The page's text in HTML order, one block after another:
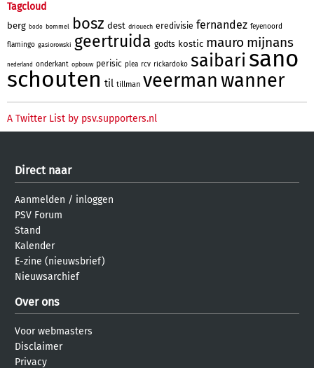
Tagcloud
berg bodo bommel bosz dest driouech eredivisie fernandez feyenoord
flamingo gasiorowski geertruida godts kostic mauro mijnans
nederland onderkant opbouw perisic plea rcv rickardoko saibari sano
schouten til tillman veermanwanner
A Twitter List by psv.supporters.nl
Direct naar
Aanmelden / inloggen
PSV Forum
Stand
Kalender
E-zine (nieuwsbrief)
Nieuwsarchief
Over ons
Voor webmasters
Disclaimer
Privacy